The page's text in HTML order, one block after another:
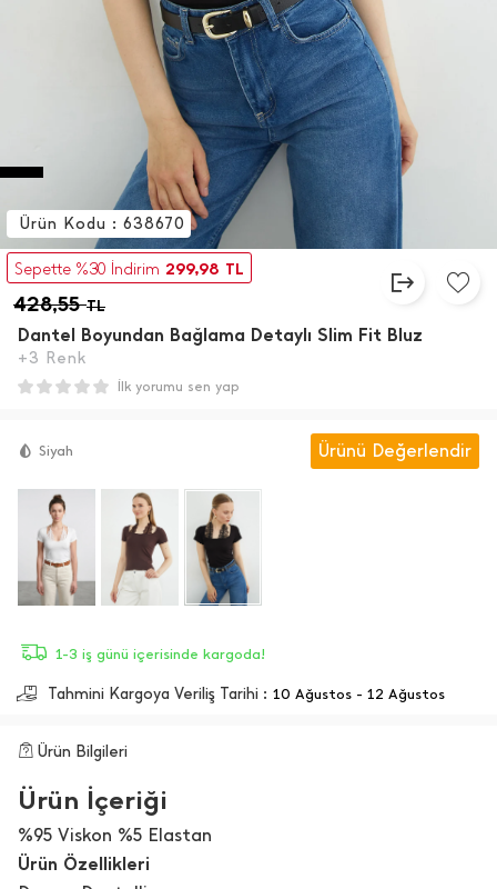
Sepette %30 İndirim 299,98 TL
428,55TL
Dantel Boyundan Bağlama Detaylı Slim Fit Bluz
+3 Renk
Ürün Kodu : 638670
İlk yorumu sen yap
Siyah Ürünü Değerlendir
1-3 iş günü içerisinde kargoda!
Tahmini Kargoya Veriliş Tarihi : 10 Ağustos - 12 Ağustos
Ürün Bilgileri
Ürün İçeriği
%95 Viskon %5 Elastan
Ürün Özellikleri